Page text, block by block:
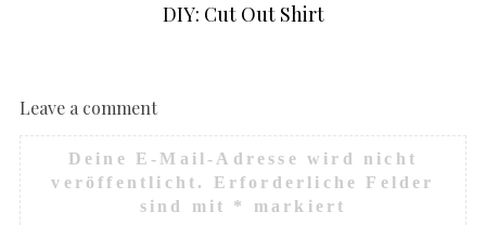
DIY: Cut Out Shirt
Leave a comment
Deine E-Mail-Adresse wird nicht
veröffentlicht.
Erforderliche Felder
sind mit * markiert
S